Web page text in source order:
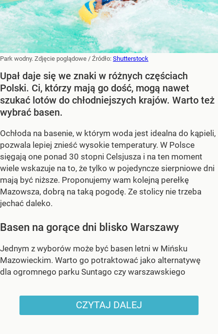
Park wodny. Zdjęcie poglądowe / Źródło: Shutterstock
Upał daje się we znaki w różnych częściach
Polski. Ci, którzy mają go dość, mogą nawet
szukać lotów do chłodniejszych krajów. Warto też
wybrać basen.
Ochłoda na basenie, w którym woda jest idealna do kąpieli,
pozwala lepiej znieść wysokie temperatury. W Polsce
sięgają one ponad 30 stopni Celsjusza i na ten moment
wiele wskazuje na to, że tylko w pojedyncze sierpniowe dni
mają być niższe. Proponujemy wam kolejną perełkę
Mazowsza, dobrą na taką pogodę. Ze stolicy nie trzeba
jechać daleko.
Basen na gorące dni blisko Warszawy
Jednym z wyborów może być basen letni w Mińsku
Mazowieckim. Warto go potraktować jako alternatywę
dla ogromnego parku Suntago czy warszawskiego
CZYTAJ DALEJ